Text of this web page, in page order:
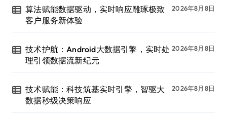
算法赋能数据驱动，实时响应雕琢极致
客户服务新体验
2026年8月8日
技术护航：Android大数据引擎，实时处
理引领数据流新纪元
2026年8月8日
技术赋能：科技筑基实时引擎，智驱大
数据秒级决策响应
2026年8月8日